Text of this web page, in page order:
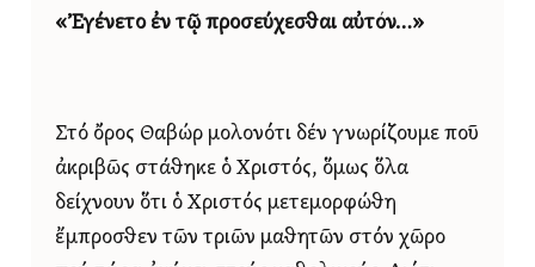
«Ἐγένετο ἐν τῷ προσεύχεσθαι αὐτόν…»
Στό ὄρος Θαβώρ μολονότι δέν γνωρίζουμε ποῦ
ἀκριβῶς στάθηκε ὁ Χριστός, ὅμως ὅλα
δείχνουν ὅτι ὁ Χριστός μετεμορφώθη
ἔμπροσθεν τῶν τριῶν μαθητῶν στόν χῶρο